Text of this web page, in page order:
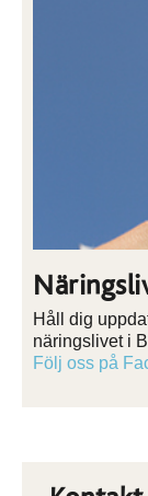
Håll dig
näringslivet i
Följ oss på